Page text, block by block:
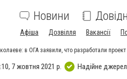
Новини
Афіша Дозвілля Вакансії
в ОГА заявили, что разработали
7 жовтня 2021 р. Надійне